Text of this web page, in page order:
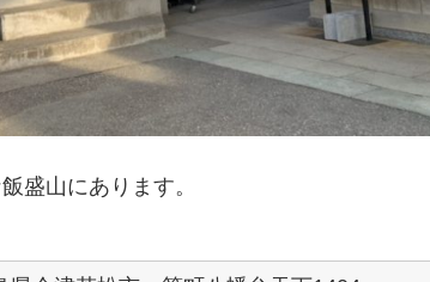
盛山にあります。